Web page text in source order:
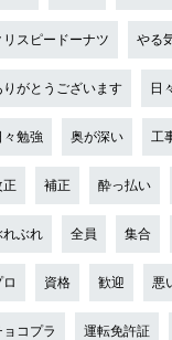
リスピードーナツ やる
りがとうございます 日
々勉強 奥が深い 工
正 補正 酔っ払い
れぶれ 全員 集合
ロ 資格 歓迎 悪
ョコプラ 運転免許証